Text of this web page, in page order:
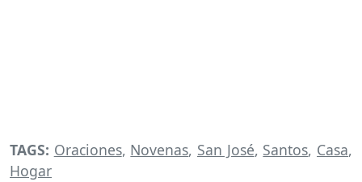
TAGS: Oraciones, Novenas, San José, Santos, Casa,
Hogar